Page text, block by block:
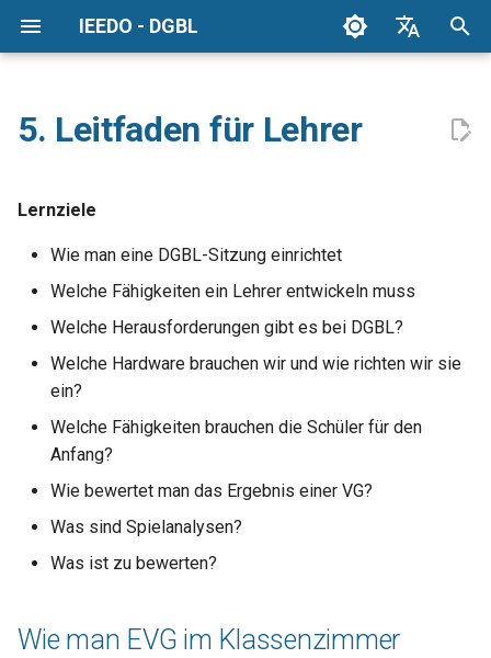
IEEDO - DGBL
a
Wie man EVG im
Ansatz
Tipps für den Einsatz von VG
im Klassenzimmer
Muss
Eine Digital Game Based
Videospiel
5. Leitfaden für Lehrer
Lernziele
Wie man eine DGBL-Sitzung einrichtet
Welche Fähigkeiten ein Lehrer entwickeln muss
Welche Herausforderungen gibt es bei DGBL?
Welche Hardware brauchen wir und wie richten wir sie
ein?
Welche Fähigkeiten brauchen die Schüler für den
Anfang?
Wie bewertet man das Ergebnis einer VG?
Was sind Spielanalysen?
Was ist zu bewerten?
Wie man EVG im Klassenzimmer